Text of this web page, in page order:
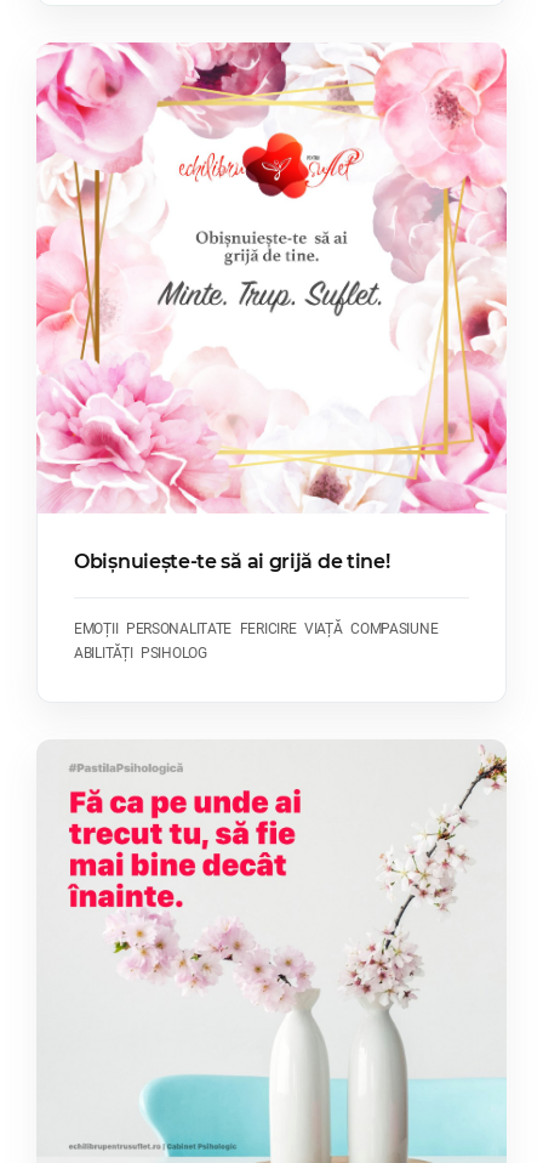
Obișnuiește-te să ai grijă de tine!
EMOȚII PERSONALITATE FERICIRE VIAȚĂ COMPASIUNE
ABILITĂȚI
PSIHOLOG